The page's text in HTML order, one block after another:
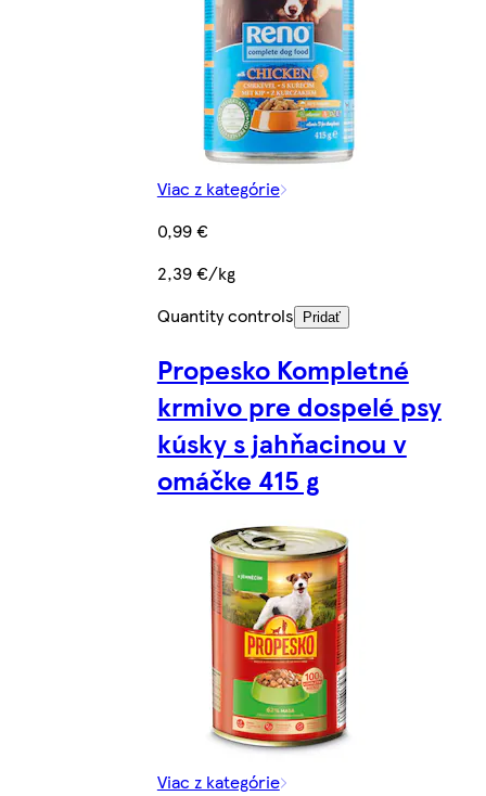
Viac z kategórie
0,99 €
2,39 €/kg
Quantity controls
Pridať
Propesko Kompletné
krmivo pre dospelé psy
kúsky s jahňacinou v
omáčke 415 g
Viac z kategórie